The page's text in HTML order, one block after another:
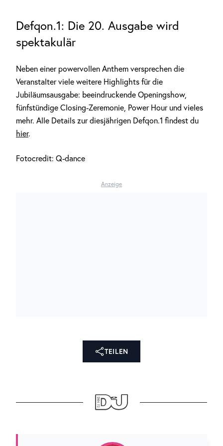
Defqon.1: Die 20. Ausgabe wird
spektakulär
Neben einer powervollen Anthem versprechen die
Veranstalter viele weitere Highlights für die
Jubiläumsausgabe: beeindruckende Openingshow,
fünfstündige Closing-Zeremonie, Power Hour und vieles
mehr. Alle Details zur diesjährigen Defqon.1 findest du
hier.
Fotocredit: Q-dance
Anzeige
TEILEN